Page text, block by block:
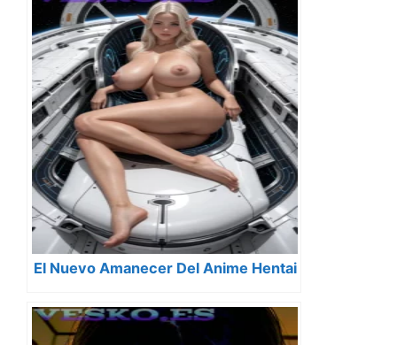
El Nuevo Amanecer Del Anime Hentai